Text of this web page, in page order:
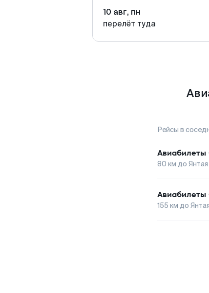
10 авг, пн
перелёт туда
Рейсы в
Авиабилеты
80 км до Янтая
Авиабилеты
155 км до Янтая